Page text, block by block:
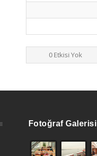
0 Etkisi Yok
Fotoğraf Galerisi